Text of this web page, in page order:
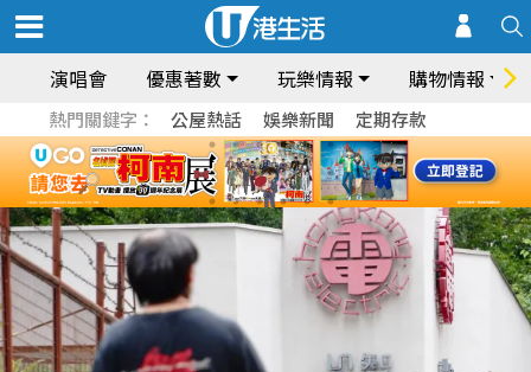
演唱會 優惠著數 玩樂情報 購物情報
熱門關鍵字： 公屋熱話 娛樂新聞 定期存款